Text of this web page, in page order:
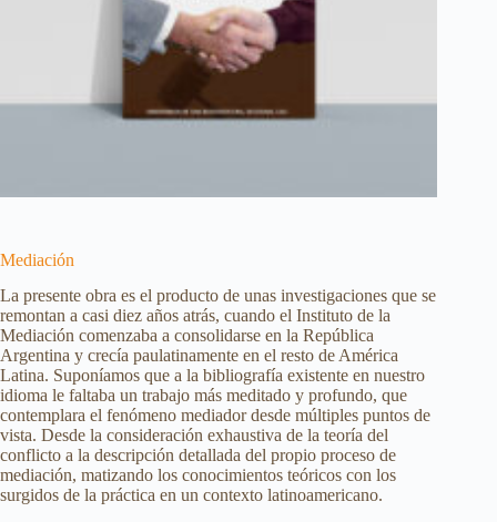
Mediación
La presente obra es el producto de unas investigaciones que se
remontan a casi diez años atrás, cuando el Instituto de la
Mediación comenzaba a consolidarse en la República
Argentina y crecía paulatinamente en el resto de América
Latina. Suponíamos que a la bibliografía existente en nuestro
idioma le faltaba un trabajo más meditado y profundo, que
contemplara el fenómeno mediador desde múltiples puntos de
vista. Desde la consideración exhaustiva de la teoría del
conflicto a la descripción detallada del propio proceso de
mediación, matizando los conocimientos teóricos con los
surgidos de la práctica en un contexto latinoamericano.